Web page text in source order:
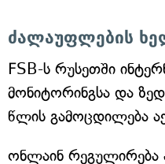
ძალაუფლების
FSB-ს რუსეთში
მონიტორინგსა და
წლის გამოცდილება
ონლაინ რეგულირება